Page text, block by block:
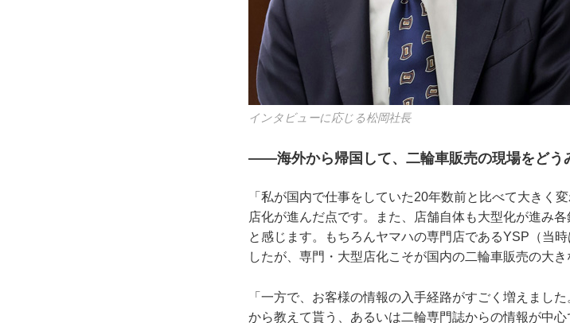
インタビューに応じる松岡社長
――海外から帰国して、二輪車販売の現場をどう
「私が国内で仕事をしていた20年数前と比べて大きく
店化が進んだ点です。また、店舗自体も大型化が進み
と感じます。もちろんヤマハの専門店であるYSP（当
したが、専門・大型店化こそが国内の二輪車販売の大き
「一方で、お客様の情報の入手経路がすごく増えまし
から教えて貰う、あるいは二輪専門誌からの情報が中